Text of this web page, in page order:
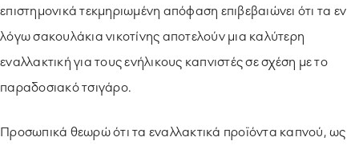
επιστημονικά τεκμηριωμένη απόφαση επιβεβαιώνει ότι τα εν
λόγω σακουλάκια νικοτίνης αποτελούν μια καλύτερη
εναλλακτική για τους ενήλικους καπνιστές σε σχέση με το
παραδοσιακό τσιγάρο.
Προσωπικά θεωρώ ότι τα εναλλακτικά προϊόντα καπνού, ως